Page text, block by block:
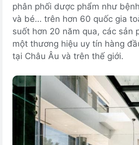
phân phối dược phẩm như
và bé… trên hơn 60 quốc gia
suốt hơn 20 năm qua, các sản
một thương hiệu uy tín hàng
tại Châu Âu và trên thế giới.